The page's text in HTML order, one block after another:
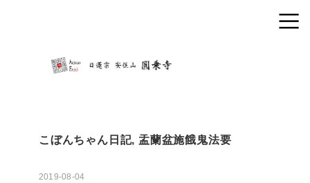
こぼんちゃん日記, 盂蘭盆施餓鬼法要
2019-08-04